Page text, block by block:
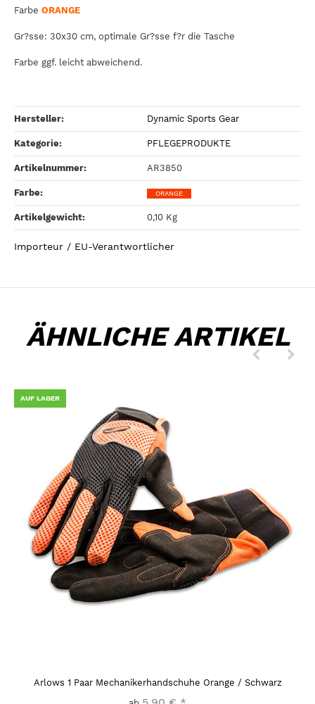
Farbe ORANGE
Gr?sse: 30x30 cm, optimale Gr?sse f?r die Tasche
Farbe ggf. leicht abweichend.
Hersteller: Dynamic Sports Gear
Kategorie: PFLEGEPRODUKTE
Artikelnummer: AR3850
Farbe‍: ORANGE
Artikelgewicht‍: 0,10 Kg
Importeur / EU-Verantwortlicher
ÄHNLICHE ARTIKEL
AUF LAGER
Arlows 1 Paar Mechanikerhandschuhe Orange / Schwarz